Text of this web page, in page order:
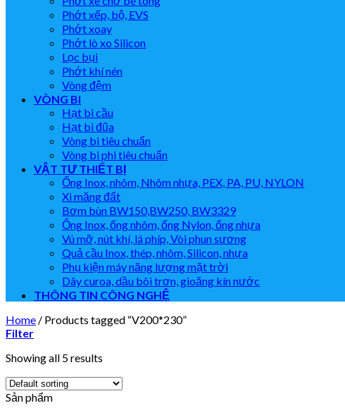
Phớt xếp, bộ, EVS
Phớt xoay
Phớt lò xo Silicon
Lọc bụi
Phớt khí nén
Vòng đệm
VÒNG BI
Hạt bi cầu
Hạt bi đũa
Vòng bi tiêu chuẩn
Vòng bi phi tiêu chuẩn
VẬT TƯ THIẾT BỊ
Ống Inox, nhôm, Nhôm nhựa, PEX, PA, PU, NYLON
Xi măng đất
Bơm bùn BW150,BW250, BW3329
Ống Inox, ống nhôm, ống Nylon, ống nhựa
Vú mỡ, nút khí, lá phíp, Vòi phun sương
Quả cầu Inox, thép, nhôm, Silicon, nhựa
Phụ kiện máy năng lượng mặt trời
Dây curoa, dầu bôi trơn, gioăng kín nước
THÔNG TIN CÔNG NGHỆ
Home / Products tagged “V200*230”
Filter
Showing all 5 results
Sản phẩm